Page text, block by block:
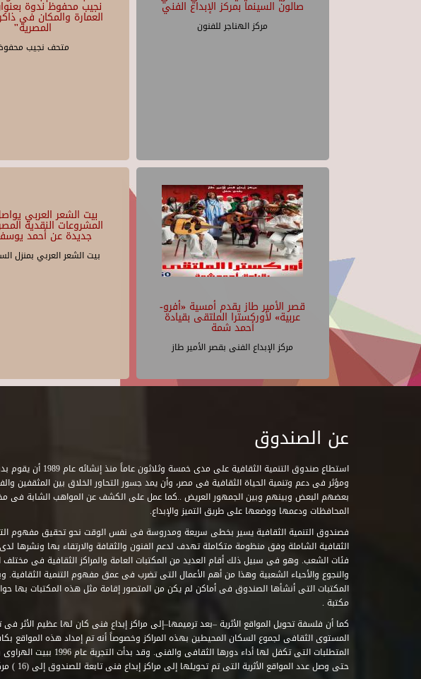
نجيب محفوظ ندوة
العمارة والمكان في
المصرية"
متحف نجيب
صالون السينما بمركز الإبداع الفني
مركز الهناجر للفنون
بيت الشعر العربي
المشروعات النقدية
جديدة عن أحمد
بيت الشعر العربي بمنزل
قصر الأمير طاز يقدم أمسية «أفرو-
عربية» لأوركسترا الملتقى بقيادة
أحمد شمة
مركز الإبداع الفنى بقصر الأمير طاز
عن الصندوق
استطاع صندوق التنمية الثقافية على مدى خمسة
ومؤثر فى دعم وتنمية الحياة الثقافية فى مصر، وأن يمد جسور التحاور الخلاق بين المثقفين
بعضهم البعض وبينهم وبين الجمهور العريض ..كما عمل على الكشف عن المواهب الشابة فى
المحافظات ودعمها ووضعها على طريق التميز والإبداع.
فصندوق التنمية الثقافية يسير بخطى سريعة ومدروسة فى نفس الوقت نحو تحقيق مفهوم
الثقافية الشاملة وفق منظومة متكاملة تهدف لدعم الفنون والثقافة والارتقاء بها ونشرها
فئات الشعب. وهو فى سبيل ذلك أقام العديد من المكتبات العامة والمراكز الثقافية فى مختلف
والنجوع والأحياء الشعبية وهذا من أهم الأعمال التى تضرب فى عمق مفهوم التنمية الثقافية.
مكتبة .
كما أن فلسفة تحويل المواقع الأثرية –بعد ترميمها–إلى مراكز إبداع فنى كان لها عظيم الأثر فى
المستوى الثقافى لجموع السكان المحيطين بهذه المراكز وخصوصاً أنه تم إمداد هذه المواقع
المتطلبات التى تكفل لها أداء دورها الثقافى والفنى. وقد بدأت
حتى وصل عدد المواقع الأثرية التى تم تحويلها إلى مراكز إبداع فنى تابعة للصندوق إلى (16 ) مركزاً .. .